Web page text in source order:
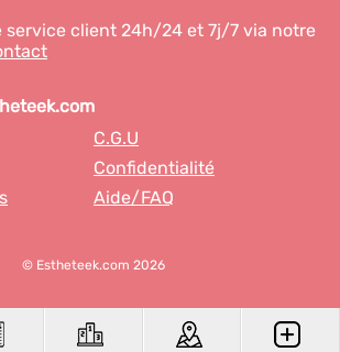
service client 24h/24 et 7j/7 via notre
C.G.U
Confidentialité
Aide/FAQ
© Estheteek.com 2026